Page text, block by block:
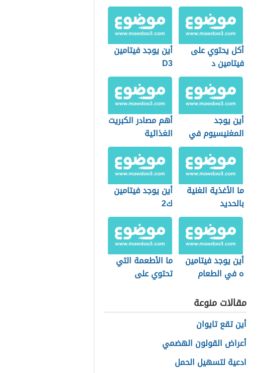
الشمس
أكل يحتوي على
فيتامين د
أين يوجد فيتامين
D3
أين يوجد
المغنيسيوم في
الأعشاب
أهم مصادر الكبريت
الغذائية
ما الأغذية الغنية
بالحديد
أين يوجد فيتامين
ك2
أين يوجد فيتامين
ه في الطعام
ما الأطعمة التي
تحتوي على
مقالات منوعة
أين تقع تايوان
أعراض القولون الهضمي
ادعية لتسهيل الحمل